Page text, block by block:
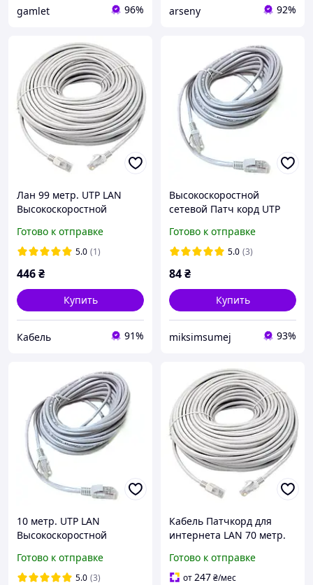
gamlet 96% arseny 92%
Лан 99 метр. UTP LAN
Высокоскоростной
Ethernet кабель для
интернета, передачи
Готово к отправке
5.0 (1)
446₴
Купить
Кабель 91%
Высокоскоростной
сетевой Патч корд UTP
интернета DSS до
100Мбит/с
Готово к отправке
5.0 (3)
84₴
Купить
miksimsumej 93%
10 метр. UTP LAN
Высокоскоростной
Ethernet кабель для
интернета, передачи
Готово к отправке
5.0 (3)
Кабель Патчкорд для
интернета LAN 70 метр.
Соединительный шнур
Готово к отправке
от247₴/мес